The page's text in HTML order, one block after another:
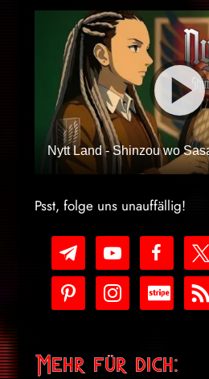
Psst, folge uns unauffällig!
telegram
youtube-
play
facebook
pinterest instagramcc-
stripe
rss
Mehr für dich: